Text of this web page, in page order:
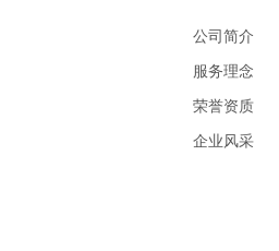
公司简介
服务理念
荣誉资质
企业风采